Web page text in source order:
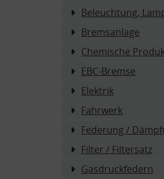
Beleuchtung,
Bremsanlage
Chemische
EBC-Bremse
Elektrik
Fahrwerk
Federung /
Filter / Filtersatz
Gasdruckfedern